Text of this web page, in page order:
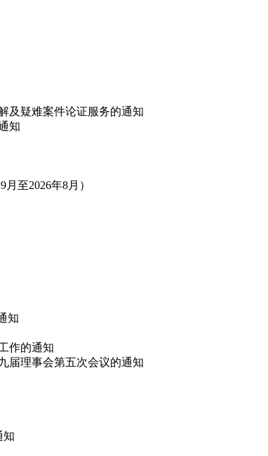
及疑难案件论证服务的通知
知
至2026年8月）
知
作的通知
届理事会第五次会议的通知
知